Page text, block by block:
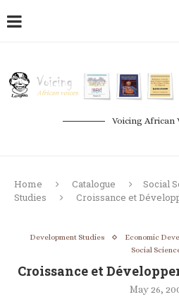
Voicing African
Home Catalogue Social
Studies
Croissance et
Development Studies Economic
Social
Croissance et
May 26,